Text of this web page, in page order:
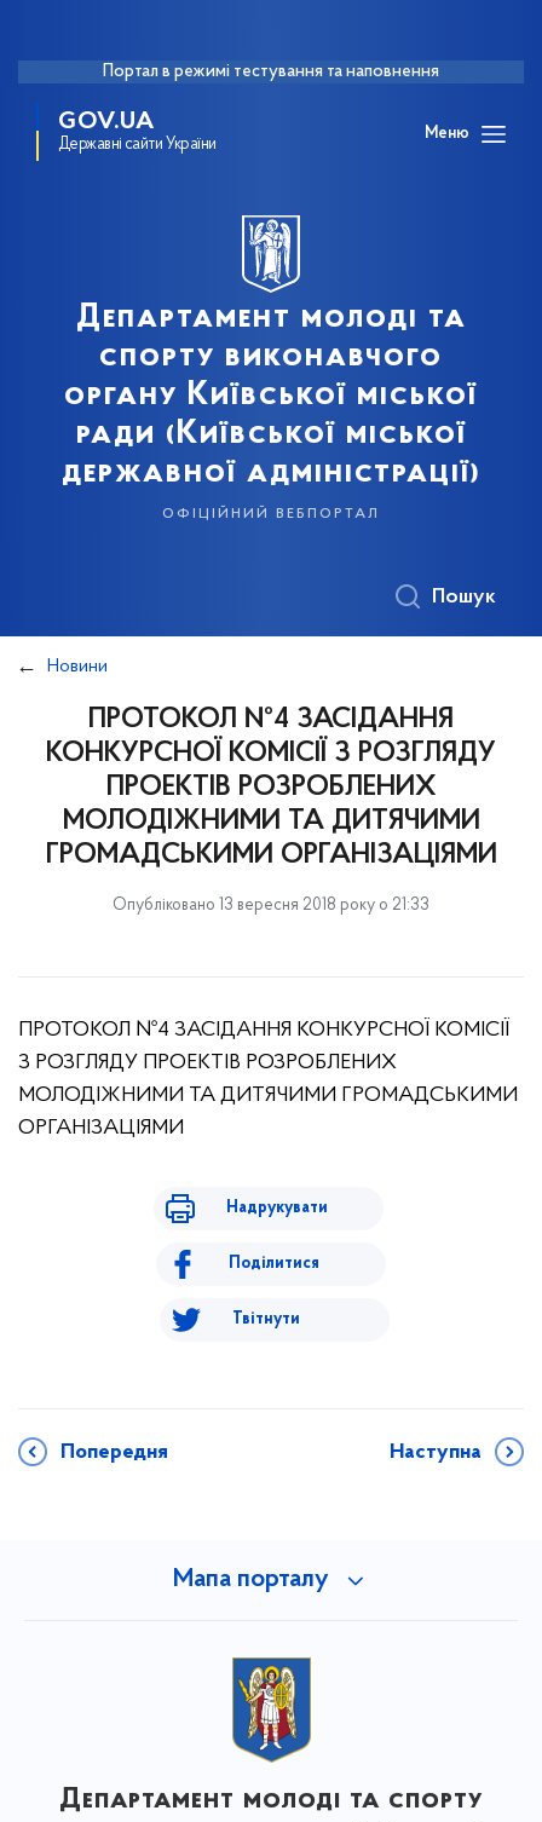
Портал в режимі тестування та наповнення
GOV.UA
Державні сайти України
Меню
Департамент молоді та
спорту виконавчого
органу Київської міської
ради (Київської міської
державної адміністрації)
офіційний вебпортал
Пошук
Новини
ПРОТОКОЛ №4 ЗАСІДАННЯ
КОНКУРСНОЇ КОМІСІЇ З РОЗГЛЯДУ
ПРОЕКТІВ РОЗРОБЛЕНИХ
МОЛОДІЖНИМИ ТА ДИТЯЧИМИ
ГРОМАДСЬКИМИ ОРГАНІЗАЦІЯМИ
Опубліковано 13 вересня 2018 року о 21:33
ПРОТОКОЛ №4 ЗАСІДАННЯ КОНКУРСНОЇ КОМІСІЇ
З РОЗГЛЯДУ ПРОЕКТІВ РОЗРОБЛЕНИХ
МОЛОДІЖНИМИ ТА ДИТЯЧИМИ ГРОМАДСЬКИМИ
ОРГАНІЗАЦІЯМИ
Надрукувати
Поділитися
Твітнути
Попередня Наступна
Мапа порталу
Департамент молоді та спорту